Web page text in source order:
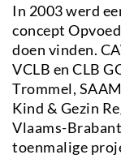
In 2003 werd
concept
doen vinden.
VCLB en CLB
Trommel,
Kind & Gezin
Vlaams-
toenmalige